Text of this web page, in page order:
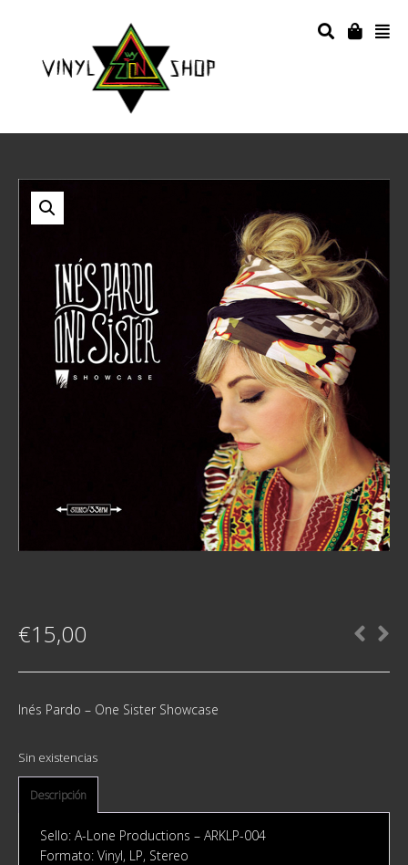
€15,00
Inés Pardo ‎– One Sister Showcase
Sin existencias
Descripción
Sello: A-Lone Productions ‎– ARKLP-004
Formato: Vinyl, LP, Stereo